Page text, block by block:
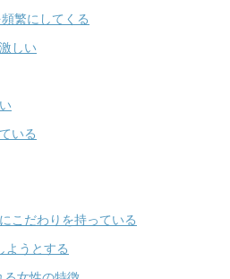
繁にしてくる
しい
いる
こだわりを持っている
ようとする